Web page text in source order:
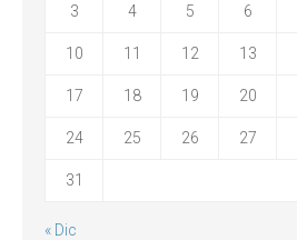
3 4 5 6
10 11 12 13
17 18 19 20
24 25 26 27
31
« Dic